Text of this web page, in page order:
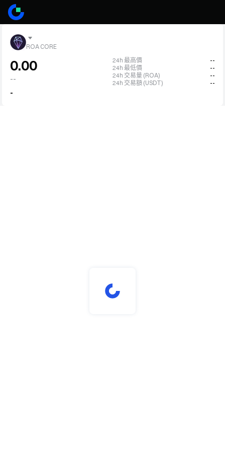
ROA CORE
0.00
--
-
24h 最高價
--
24h 最低價
--
24h 交易量 (ROA)
--
24h 交易額 (USDT)
--